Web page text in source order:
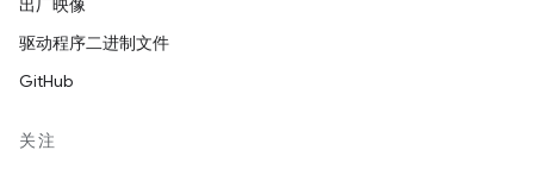
出厂映像
驱动程序二进制文件
GitHub
关注